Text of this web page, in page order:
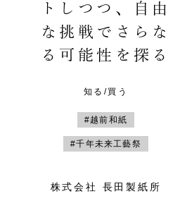
トしつつ、自由
な挑戦でさらな
る可能性を探る
知る/買う
#越前和紙
#千年未来工藝祭
株式会社 長田製紙所